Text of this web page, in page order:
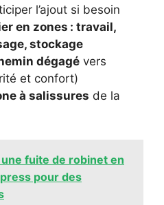
l’ajout si besoin
en zones : travail,
stockage
dégagé vers
et confort)
à salissures de la
fuite de robinet en
pour des